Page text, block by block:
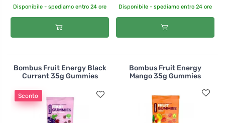
Disponibile - spediamo entro 24 ore Disponibile - spediamo entro 24 ore
Bombus Fruit Energy Black
Currant 35g Gummies
Sconto
Bombus Fruit Energy
Mango 35g Gummies